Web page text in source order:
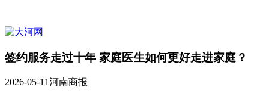
签约服务走过十年 家庭医生如何更好走进家庭？
2026-05-11河南商报